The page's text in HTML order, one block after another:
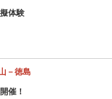
体験
－徳島
催！